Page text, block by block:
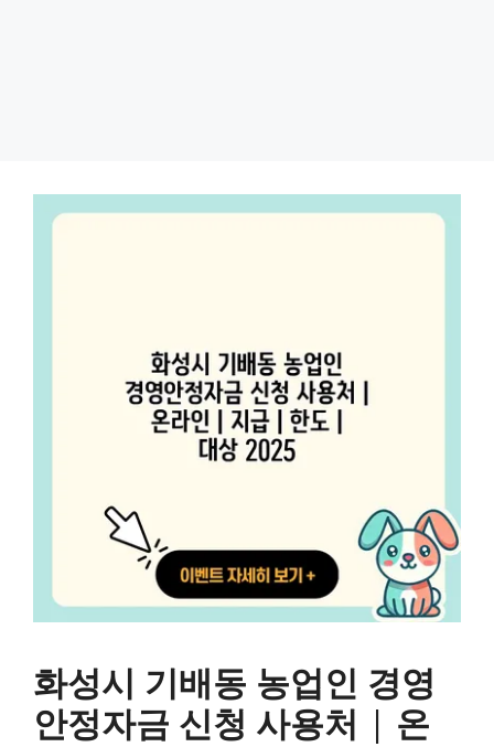
화성시 기배동 농업인 경영
안정자금 신청 사용처 | 온